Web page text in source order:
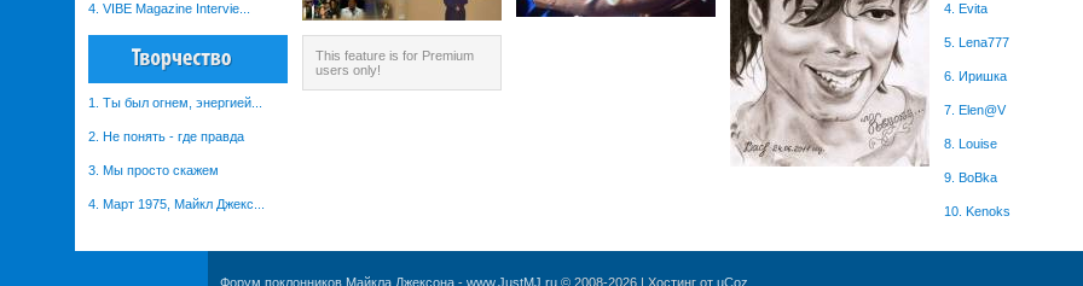
4. VIBE Magazine Intervie...
1. Ты был огнем, энергией...
2. Не понять - где правда
3. Мы просто скажем
4. Март 1975, Майкл Джекс...
This feature is for Premium
users only!
4. Evita
5. Lena777
6. Иришка
7. Elen@V
8. Louise
9. BoBka
10. Kenoks
Форум поклонников Майкла Джексона - www.JustMJ.ru © 2008-2026 | Хостинг от uCoz